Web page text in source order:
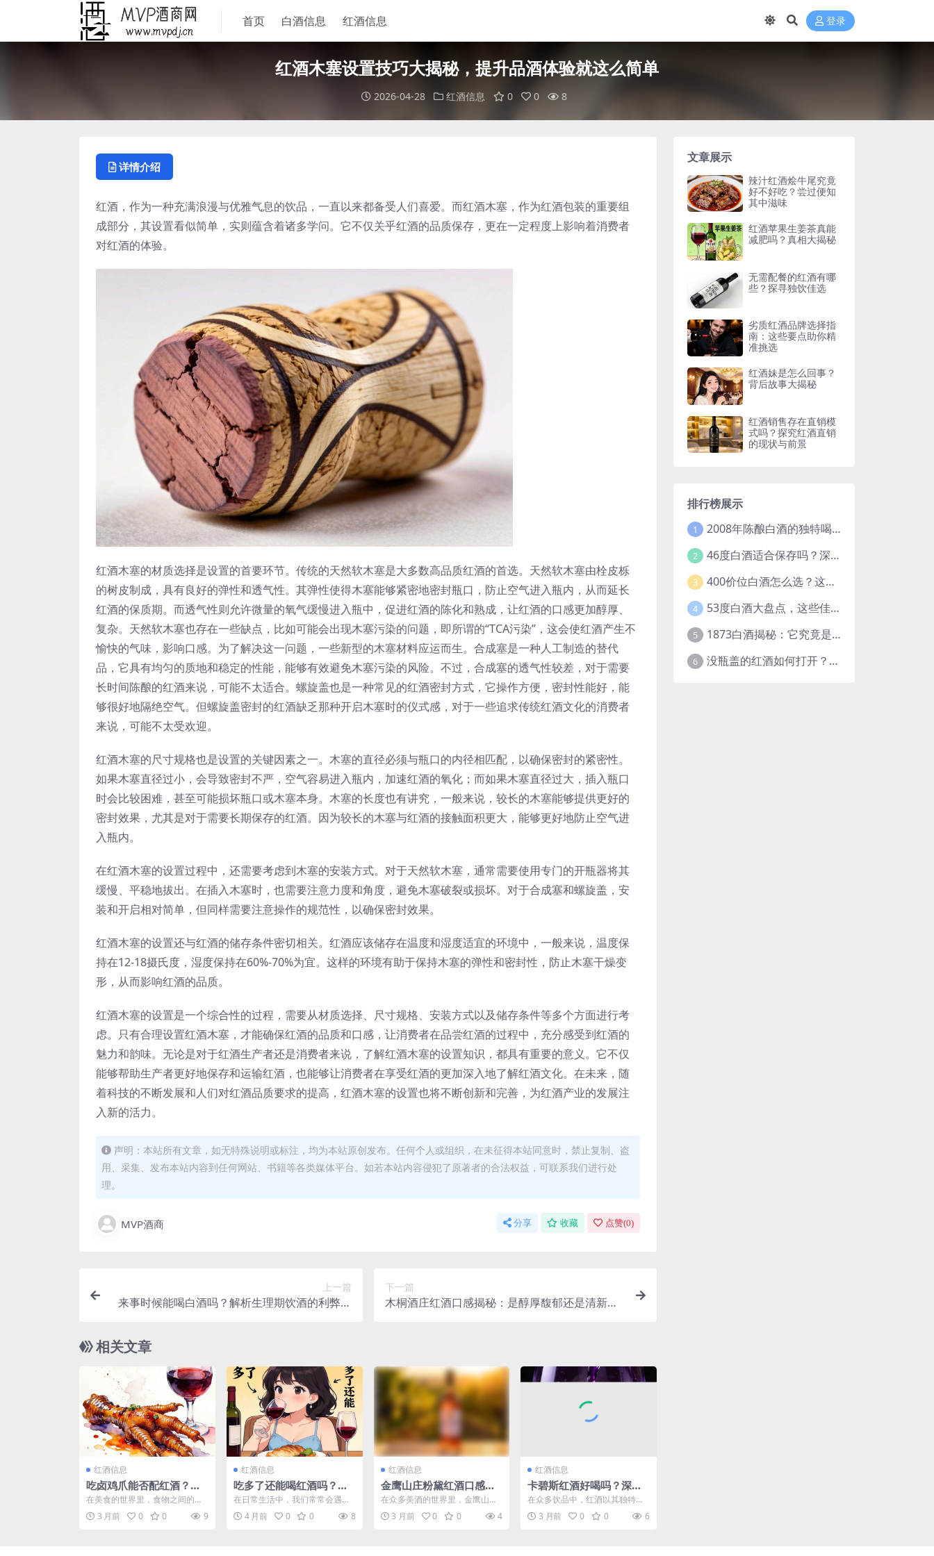
首页 白酒信息 红酒信息 登录
红酒木塞设置技巧大揭秘，提升品酒体验就这么简单
2026-04-28 红酒信息 0 0 8
详情介绍
红酒，作为一种充满浪漫与优雅气息的饮品，一直以来都备受人们喜爱。而红酒木塞，作为红酒包装的重要组
成部分，其设置看似简单，实则蕴含着诸多学问。它不仅关乎红酒的品质保存，更在一定程度上影响着消费者
对红酒的体验。
红酒木塞的材质选择是设置的首要环节。传统的天然软木塞是大多数高品质红酒的首选。天然软木塞由栓皮栎
的树皮制成，具有良好的弹性和透气性。其弹性使得木塞能够紧密地密封瓶口，防止空气进入瓶内，从而延长
红酒的保质期。而透气性则允许微量的氧气缓慢进入瓶中，促进红酒的陈化和熟成，让红酒的口感更加醇厚、
复杂。天然软木塞也存在一些缺点，比如可能会出现木塞污染的问题，即所谓的“TCA污染”，这会使红酒产生不
愉快的气味，影响口感。为了解决这一问题，一些新型的木塞材料应运而生。合成塞是一种人工制造的替代
品，它具有均匀的质地和稳定的性能，能够有效避免木塞污染的风险。不过，合成塞的透气性较差，对于需要
长时间陈酿的红酒来说，可能不太适合。螺旋盖也是一种常见的红酒密封方式，它操作方便，密封性能好，能
够很好地隔绝空气。但螺旋盖密封的红酒缺乏那种开启木塞时的仪式感，对于一些追求传统红酒文化的消费者
来说，可能不太受欢迎。
红酒木塞的尺寸规格也是设置的关键因素之一。木塞的直径必须与瓶口的内径相匹配，以确保密封的紧密性。
如果木塞直径过小，会导致密封不严，空气容易进入瓶内，加速红酒的氧化；而如果木塞直径过大，插入瓶口
时会比较困难，甚至可能损坏瓶口或木塞本身。木塞的长度也有讲究，一般来说，较长的木塞能够提供更好的
密封效果，尤其是对于需要长期保存的红酒。因为较长的木塞与红酒的接触面积更大，能够更好地防止空气进
入瓶内。
在红酒木塞的设置过程中，还需要考虑到木塞的安装方式。对于天然软木塞，通常需要使用专门的开瓶器将其
缓慢、平稳地拔出。在插入木塞时，也需要注意力度和角度，避免木塞破裂或损坏。对于合成塞和螺旋盖，安
装和开启相对简单，但同样需要注意操作的规范性，以确保密封效果。
红酒木塞的设置还与红酒的储存条件密切相关。红酒应该储存在温度和湿度适宜的环境中，一般来说，温度保
持在12-18摄氏度，湿度保持在60%-70%为宜。这样的环境有助于保持木塞的弹性和密封性，防止木塞干燥变
形，从而影响红酒的品质。
红酒木塞的设置是一个综合性的过程，需要从材质选择、尺寸规格、安装方式以及储存条件等多个方面进行考
虑。只有合理设置红酒木塞，才能确保红酒的品质和口感，让消费者在品尝红酒的过程中，充分感受到红酒的
魅力和韵味。无论是对于红酒生产者还是消费者来说，了解红酒木塞的设置知识，都具有重要的意义。它不仅
能够帮助生产者更好地保存和运输红酒，也能够让消费者在享受红酒的更加深入地了解红酒文化。在未来，随
着科技的不断发展和人们对红酒品质要求的提高，红酒木塞的设置也将不断创新和完善，为红酒产业的发展注
入新的活力。
声明：本站所有文章，如无特殊说明或标注，均为本站原创发布。任何个人或组织，在未征得本站同意时，禁止复制、盗
用、采集、发布本站内容到任何网站、书籍等各类媒体平台。如若本站内容侵犯了原著者的合法权益，可联系我们进行处
理。
MVP酒商 分享 收藏 点赞(0)
上一篇
来事时候能喝白酒吗？解析生理期饮酒的利弊与
下一篇
木桐酒庄红酒口感揭秘：是醇厚馥郁还是清新灵
相关文章
红酒信息
吃卤鸡爪能否配红酒？饮
食搭配的奇妙探索
在美食的世界里，食物之间的搭
配就如同一场奇妙的化学反应，
每一种组合都可能带来独特...
3 月前 0 0 9
红酒信息
吃多了还能喝红酒吗？饮
食过量后饮用红酒的利弊
探讨
在日常生活中，我们常常会遇到
这样的场景：一顿丰盛的大餐过
后，肚子已经被食物撑得圆...
4 月前 0 0 8
红酒信息
金鹰山庄粉黛红酒口感揭
秘：究竟好不好喝？
在众多美酒的世界里，金鹰山庄
粉黛红酒宛如一颗独特的明珠，
吸引着众多爱酒之人的目光...
3 月前 0 0 4
红酒信息
卡碧斯红酒好喝吗？深度
品鉴为你揭秘口感真相
在众多饮品中，红酒以其独特的
魅力占据着重要的位置。卡碧斯
红酒作为其中一款颇具特色...
3 月前 0 0 6
文章展示
辣汁红酒烩牛尾究竟
好不好吃？尝过便知
其中滋味
红酒苹果生姜茶真能
减肥吗？真相大揭秘
无需配餐的红酒有哪
些？探寻独饮佳选
劣质红酒品牌选择指
南：这些要点助你精
准挑选
红酒妹是怎么回事？
背后故事大揭秘
红酒销售存在直销模
式吗？探究红酒直销
的现状与前景
排行榜展示
1 2008年陈酿白酒的独特喝法，开启别样饮酒体验
2 46度白酒适合保存吗？深度解析白酒保存的关键因素
3 400价位白酒怎么选？这些要点和推荐让你不再纠结
4 53度白酒大盘点，这些佳酿你都知道吗？
5 1873白酒揭秘：它究竟是什么样的酒？
6 没瓶盖的红酒如何打开？这些实用方法快收藏！